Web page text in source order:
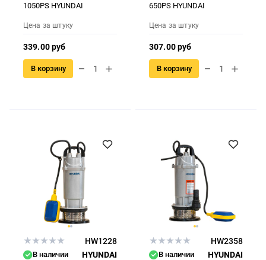
1050PS HYUNDAI
Цена за штуку
339.00 руб
В корзину
650PS HYUNDAI
Цена за штуку
307.00 руб
В корзину
HW1228
В наличии HYUNDAI
HW2358
В наличии HYUNDAI